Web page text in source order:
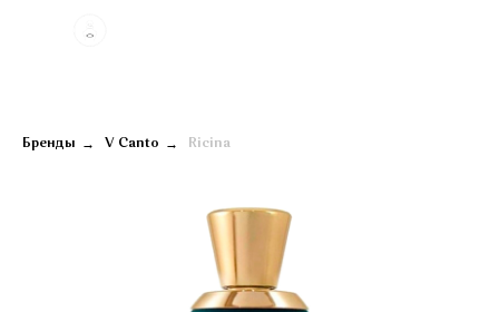
Бренды → V Canto → Ricina